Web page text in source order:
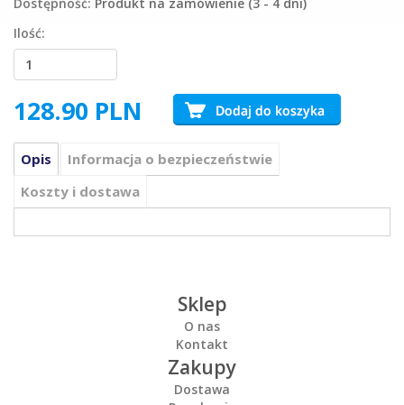
Ilość:
128.90 PLN
Opis
Informacja o bezpieczeństwie
Koszty i dostawa
Sklep
O nas
Kontakt
Zakupy
Dostawa